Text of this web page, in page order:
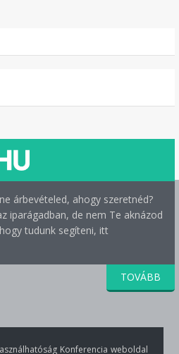
árbevételed, ahogy szeretnéd?
iparágadban, de nem Te aknázod
tudunk segíteni, itt
TOVÁBB
Konferencia weboldal